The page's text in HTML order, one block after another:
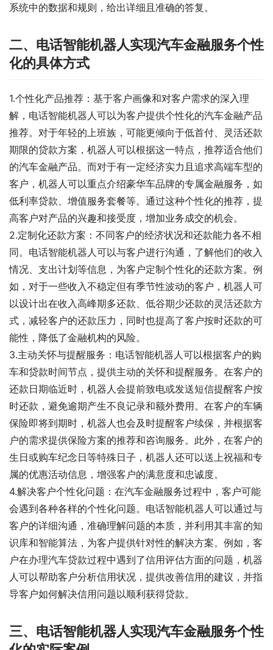
系统中的数据和规则，给出详细且准确的答复。
二、电话智能机器人实现汽车金融服务个性
化的具体方式
1.个性化产品推荐：基于客户画像和对客户需求的深入理
解，电话智能机器人可以为客户提供个性化的汽车金融产品
推荐。对于年轻的上班族，可能更倾向于低首付、灵活还款
期限的贷款方案，机器人可以根据这一特点，推荐适合他们
的汽车金融产品。而对于有一定经济实力且追求高端车型的
客户，机器人可以重点介绍豪华车品牌的专属金融服务，如
低利率贷款、增值服务套餐等。通过这种个性化的推荐，提
高客户对产品的兴趣和接受度，增加业务成交的机会。
2.定制化还款方案：不同客户的经济状况和还款能力各不相
同。电话智能机器人可以与客户进行沟通，了解他们的收入
情况、支出计划等信息，为客户定制个性化的还款方案。例
如，对于一些收入不稳定但有季节性波动的客户，机器人可
以设计出在收入高峰期多还款、低谷期少还款的灵活还款方
式，减轻客户的还款压力，同时也提高了客户按时还款的可
能性，降低了金融机构的风险。
3.主动关怀与提醒服务：电话智能机器人可以根据客户的购
车和贷款时间节点，提供主动的关怀和提醒服务。在客户的
还款日期临近时，机器人会提前致电或发送短信提醒客户按
时还款，避免逾期产生不良记录和额外费用。在客户的车辆
保险即将到期时，机器人也会及时提醒客户续保，并根据客
户的需求提供保险方案的推荐和咨询服务。此外，在客户的
生日或购车纪念日等特殊日子，机器人还可以送上祝福和专
属的优惠活动信息，增强客户的满意度和忠诚度。
4.解决客户个性化问题：在汽车金融服务过程中，客户可能
会遇到各种各样的个性化问题。电话智能机器人可以通过与
客户的详细沟通，准确理解问题的本质，并利用其丰富的知
识库和智能算法，为客户提供针对性的解决方案。例如，客
户在办理汽车贷款过程中遇到了信用评估方面的问题，机器
人可以帮助客户分析信用状况，提供改善信用的建议，并指
导客户如何解决信用问题以顺利获得贷款。
三、电话智能机器人实现汽车金融服务个性